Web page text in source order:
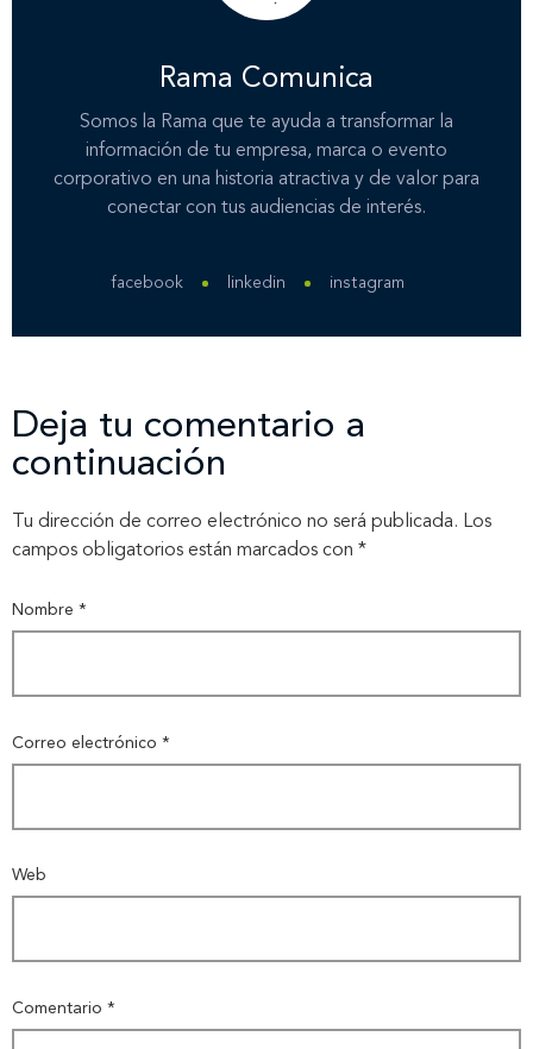
Rama Comunica
Somos la Rama que te ayuda a transformar la
información de tu empresa, marca o evento
corporativo en una historia atractiva y de valor para
conectar con tus audiencias de interés.
facebook linkedin instagram
Deja tu comentario a
continuación
Tu dirección de correo electrónico no será publicada. Los
campos obligatorios están marcados con *
Comentario *
Nombre *
Correo electrónico *
Web